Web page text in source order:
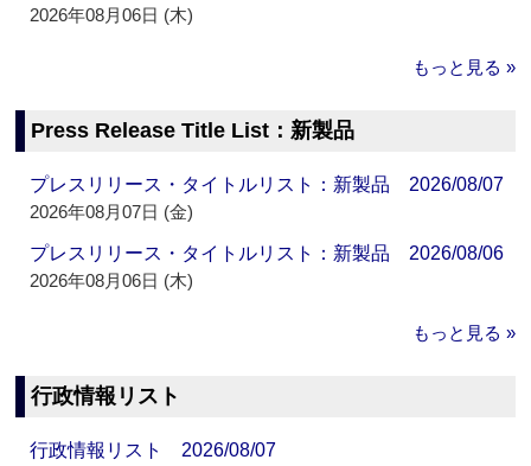
2026年08月06日 (木)
もっと見る »
Press Release Title List：新製品
プレスリリース・タイトルリスト：新製品 2026/08/07
2026年08月07日 (金)
プレスリリース・タイトルリスト：新製品 2026/08/06
2026年08月06日 (木)
もっと見る »
行政情報リスト
行政情報リスト 2026/08/07